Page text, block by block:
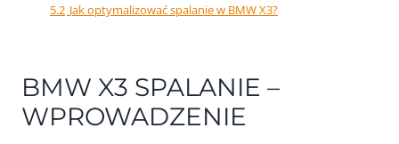
5.2 Jak optymalizować spalanie w BMW X3?
BMW X3 SPALANIE –
WPROWADZENIE